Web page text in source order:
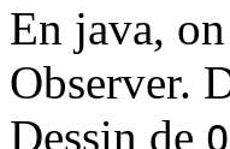
En java,
Observer.
Dessin de